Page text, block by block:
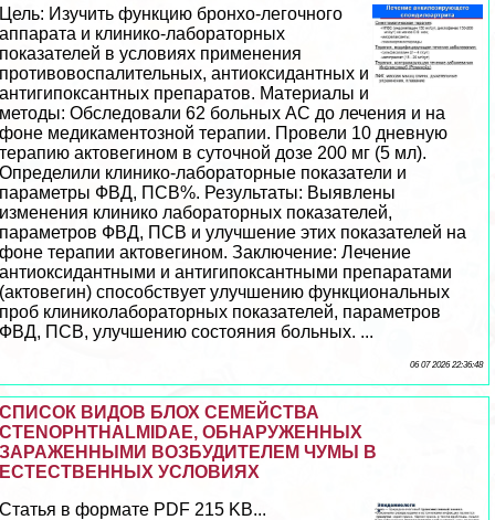
Цель: Изучить функцию бронхо-легочного
аппарата и клинико-лабораторных
показателей в условиях применения
противовоспалительных, антиоксидантных и
антигипоксантных препаратов. Материалы и
методы: Обследовали 62 больных АС до лечения и на
фоне медикаментозной терапии. Провели 10 дневную
терапию актовегином в суточной дозе 200 мг (5 мл).
Определили клинико-лабораторные показатели и
параметры ФВД, ПСВ%. Результаты: Выявлены
изменения клинико лабораторных показателей,
параметров ФВД, ПСВ и улучшение этих показателей на
фоне терапии актовегином. Заключение: Лечение
антиоксидантными и антигипоксантными препаратами
(актовегин) способствует улучшению функциональных
проб клиниколабораторных показателей, параметров
ФВД, ПСВ, улучшению состояния больных. ...
06 07 2026 22:36:48
СПИСОК ВИДОВ БЛОХ СЕМЕЙСТВА
CTENOPHTHALMIDAE, ОБНАРУЖЕННЫХ
ЗАРАЖЕННЫМИ ВОЗБУДИТЕЛЕМ ЧУМЫ В
ЕСТЕСТВЕННЫХ УСЛОВИЯХ
Статья в формате PDF 215 KB...